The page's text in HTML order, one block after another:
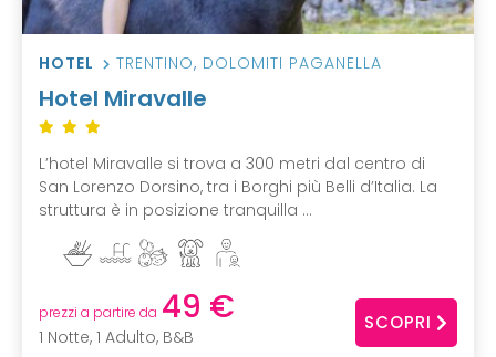
HOTEL TRENTINO, DOLOMITI PAGANELLA
Hotel Miravalle
L’hotel Miravalle si trova a 300 metri dal centro di
San Lorenzo Dorsino, tra i Borghi più Belli d’Italia. La
struttura è in posizione tranquilla ...
prezzi a partire da 49 €
1 Notte, 1 Adulto, B&B
SCOPRI